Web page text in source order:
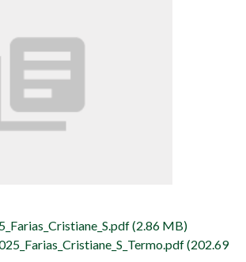
(2.86 MB)
(202.69